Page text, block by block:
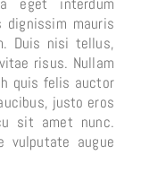
mauris
Duis nisi tellus,
risus. Nullam
quis felis auctor
justo eros
sit amet nunc.
vulputate augue